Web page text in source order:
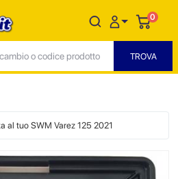
0
al tuo SWM Varez 125 2021